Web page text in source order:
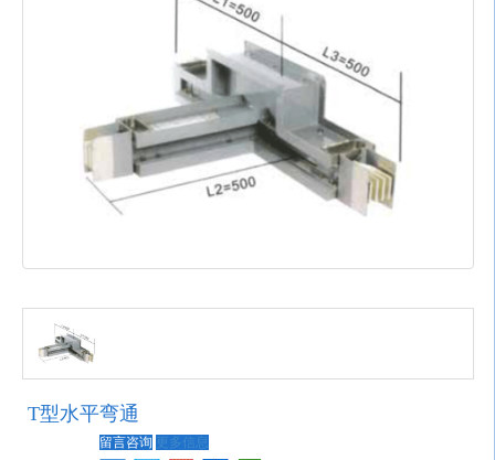
T型水平弯通
留言咨询 更多信息